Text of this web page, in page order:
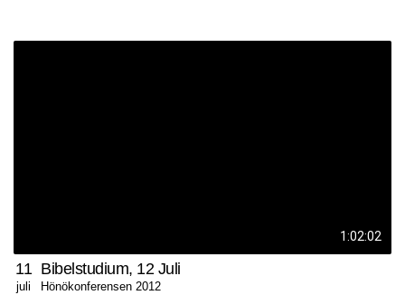
1:02:02
11
juli
Bibelstudium, 12 Juli
Hönökonferensen 2012